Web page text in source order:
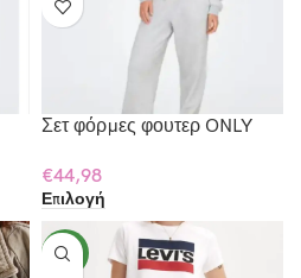
Σετ φόρμες φουτερ ONLY
€44,98
Επιλογή
NEW